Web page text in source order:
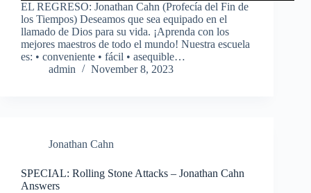
EL REGRESO: Jonathan Cahn (Profecía del Fin de
los Tiempos) Deseamos que sea equipado en el
llamado de Dios para su vida. ¡Aprenda con los
mejores maestros de todo el mundo! Nuestra escuela
es: • conveniente • fácil • asequible…
admin
November 8, 2023
Jonathan Cahn
SPECIAL: Rolling Stone Attacks – Jonathan Cahn
Answers